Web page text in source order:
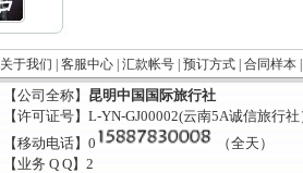
关于我们 客服中心| 汇款帐号| 预订方式| 合同样本
【公司全称】 昆明中国国际旅行社
【许可证号】L-YN-GJ00002(云南5A诚信旅行社
【移动电话】0
（全天）
【业务 Q Q】2